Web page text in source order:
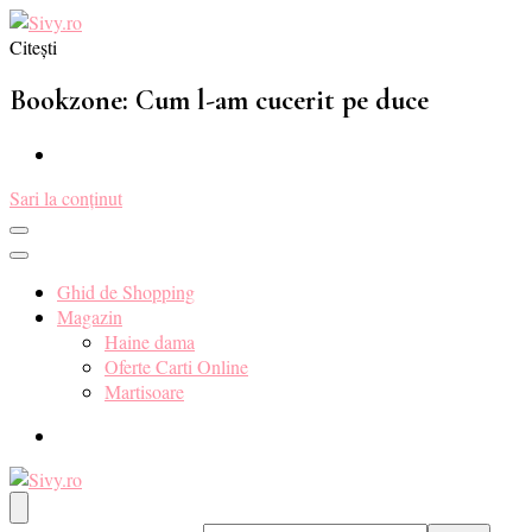
Sivy.ro ❤️
Sivy.ro este un sursa de inspiratie si un ghid de cumparare online
pentru tine. ❤️
Citești
Bookzone: Cum l-am cucerit pe duce
Sari la conținut
Ghid de Shopping
Magazin
Haine dama
Oferte Carti Online
Martisoare
Sivy.ro ❤️
Sivy.ro este un sursa de inspiratie si un ghid de cumparare online